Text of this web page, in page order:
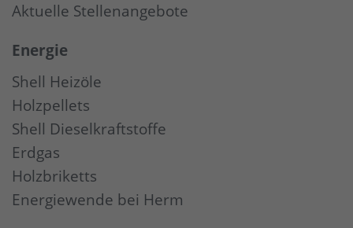
Aktuelle Stellenangebote
Energie
Shell Heizöle
Holzpellets
Shell Dieselkraftstoffe
Erdgas
Holzbriketts
Energiewende bei Herm